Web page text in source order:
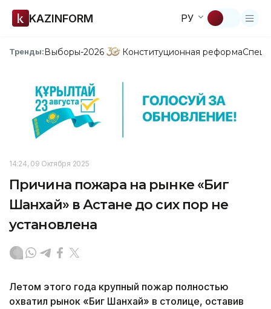
KAZINFORM РУ
Тренды:Выборы-2026 Конституционная реформа
14:24, 09 Октября 2025
Причина пожара на рынке «Биг
Шанхай» в Астане до сих пор не
установлена
Летом этого года крупный пожар полностью
охватил рынок «Биг Шанхай» в столице, оставив